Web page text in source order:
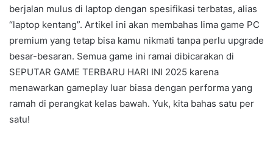
berjalan mulus di laptop dengan spesifikasi terbatas, alias
“laptop kentang”. Artikel ini akan membahas lima game PC
premium yang tetap bisa kamu nikmati tanpa perlu upgrade
besar-besaran. Semua game ini ramai dibicarakan di
SEPUTAR GAME TERBARU HARI INI 2025 karena
menawarkan gameplay luar biasa dengan performa yang
ramah di perangkat kelas bawah. Yuk, kita bahas satu per
satu!